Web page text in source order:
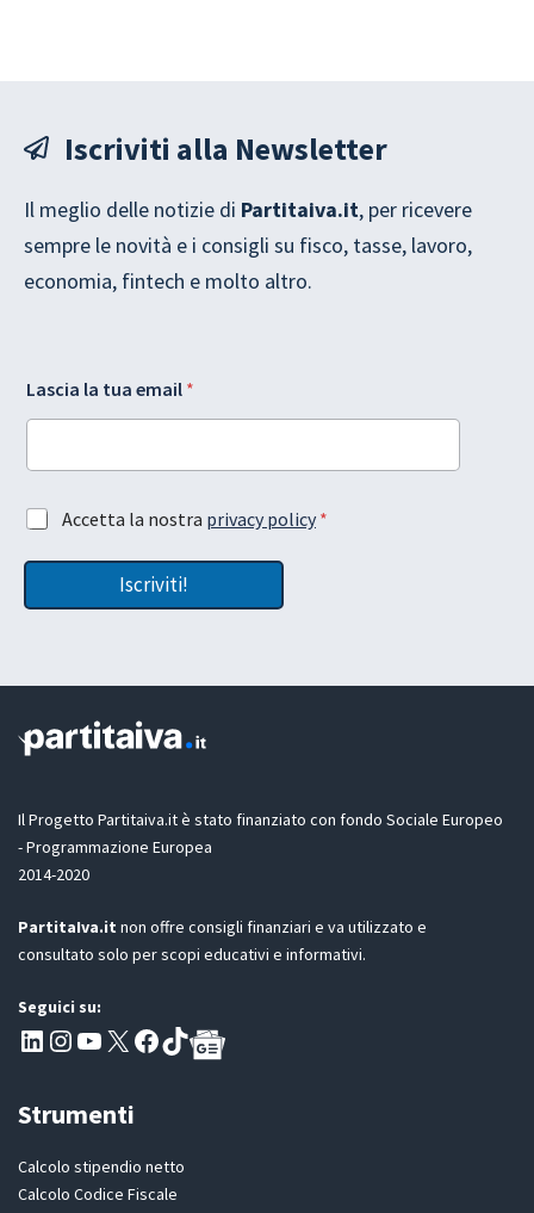
Iscriviti alla Newsletter
Il meglio delle notizie di Partitaiva.it, per ricevere
sempre le novità e i consigli su fisco, tasse, lavoro,
economia, fintech e molto altro.
a
L
u
t
Lascia la tua email *
a
a
a
A
c
t
n
D
P
R
*
Accetta la nostra privacy policy *
Iscriviti!
Il Progetto Partitaiva.it è stato finanziato con fondo Sociale Europeo
- Programmazione Europea
2014-2020
PartitaIva.it non offre consigli finanziari e va utilizzato e
consultato solo per scopi educativi e informativi.
Seguici su:
Pagina LinkedIn PartitaIva
Instagram
Canale YouTube Evoluzione - Partitaiva.it
X Segui PartitaIva su Facebook
TikTok
Strumenti
Calcolo stipendio netto
Calcolo Codice Fiscale